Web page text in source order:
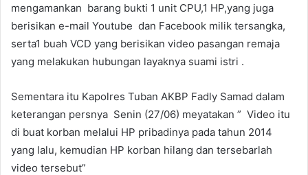
mengamankan barang bukti 1 unit CPU,1 HP,yang juga
berisikan e-mail Youtube dan Facebook milik tersangka,
serta1 buah VCD yang berisikan video pasangan remaja
yang melakukan hubungan layaknya suami istri .
Sementara itu Kapolres Tuban AKBP Fadly Samad dalam
keterangan persnya Senin (27/06) meyatakan ” Video itu
di buat korban melalui HP pribadinya pada tahun 2014
yang lalu, kemudian HP korban hilang dan tersebarlah
video tersebut”